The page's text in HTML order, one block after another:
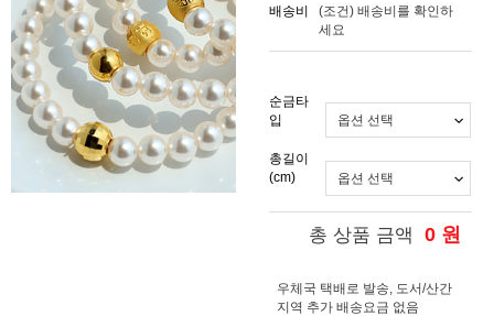
배송비
(조건) 배송비를 확인하
세요
순금타
입
총길이
(cm)
총 상품 금액 0 원
우체국 택배로 발송, 도서/산간
지역 추가 배송요금 없음